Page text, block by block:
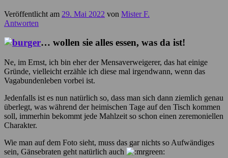
Veröffentlicht am 29. Mai 2022 von Mister F.
Antworten
… wollen sie alles essen, was da ist!
Ne, im Ernst, ich bin eher der Mensaverweigerer, das hat einige
Gründe, vielleicht erzähle ich diese mal irgendwann, wenn das
Vagabundenleben vorbei ist.
Jedenfalls ist es nun natürlich so, dass man sich dann ziemlich genau
überlegt, was während der heimischen Tage auf den Tisch kommen
soll, immerhin bekommt jede Mahlzeit so schon einen zeremoniellen
Charakter.
Wie man auf dem Foto sieht, muss das gar nichts so Aufwändiges
sein, Gänsebraten geht natürlich auch